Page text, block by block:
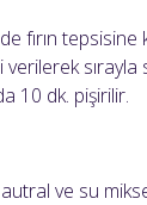
fırın tepsisine
verilerek sırayla
10 dk. pişirilir.
ve su